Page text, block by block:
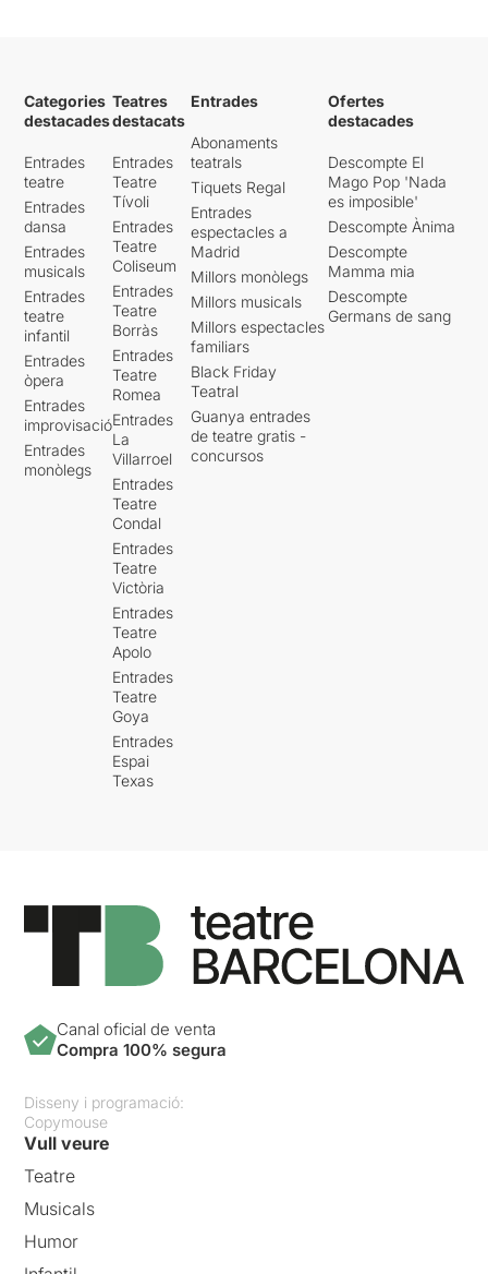
Categories
destacades
Entrades
teatre
Entrades
dansa
Entrades
musicals
Entrades
teatre
infantil
Entrades
òpera
Entrades
improvisació
Entrades
monòlegs
Teatres
destacats
Entrades
Teatre
Tívoli
Entrades
Teatre
Coliseum
Entrades
Teatre
Borràs
Entrades
Teatre
Romea
Entrades
La
Villarroel
Entrades
Teatre
Condal
Entrades
Teatre
Victòria
Entrades
Teatre
Apolo
Entrades
Teatre
Goya
Entrades
Espai
Texas
Entrades
Abonaments
teatrals
Tiquets Regal
Entrades
espectacles a
Madrid
Millors monòlegs
Millors musicals
Millors espectacles
familiars
Black Friday
Teatral
Guanya entrades
de teatre gratis -
concursos
Ofertes
destacades
Descompte El
Mago Pop 'Nada
es imposible'
Descompte Ànima
Descompte
Mamma mia
Descompte
Germans de sang
Canal oficial de venta
Compra 100% segura
Disseny i programació:
Copymouse
Vull veure
Teatre
Musicals
Humor